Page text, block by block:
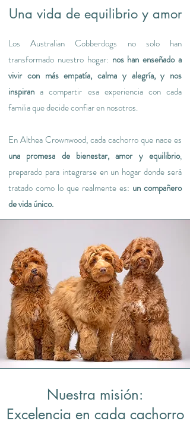
Una vida de equilibrio y amor
Los Australian Cobberdogs no solo han
transformado nuestro hogar: nos han enseñado a
vivir con más empatía, calma y alegría, y nos
inspiran a compartir esa experiencia con cada
familia que decide confiar en nosotros.
En Althea Crownwood, cada cachorro que nace es
una promesa de bienestar, amor y equilibrio,
preparado para integrarse en un hogar donde será
tratado como lo que realmente es: un compañero
de vida único.
Nuestra misión:
Excelencia en cada cachorro